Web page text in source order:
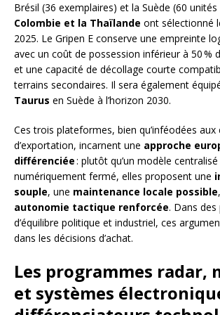
Brésil (36 exemplaires) et la Suède (60 unités
Colombie et la Thaïlande ont sélectionné
2025. Le Gripen E conserve une empreinte
avec un coût de possession inférieur à 50 %
et une capacité de décollage courte
terrains secondaires. Il sera également
Taurus en Suède à l’horizon 2030.
Ces trois plateformes, bien qu’inféodées
d’exportation, incarnent une approche
différenciée: plutôt qu’un modèle
numériquement fermé, elles proposent une
souple, une maintenance locale possible
autonomie tactique renforcée. Dans
d’équilibre politique et industriel, ces
dans les décisions d’achat.
Les programmes radar,
et systèmes